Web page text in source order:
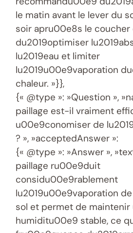
le matin avant le lever du
soir apru00e8s le coucher
du2019optimiser
lu2019eau et limiter
lu2019u00e9vaporation
chaleur. »}},
{« @type »: »Question »,
paillage est-il vraiment
u00e9conomiser de
? », »acceptedAnswer »:
{« @type »: »Answer »,
paillage ru00e9duit
considu00e9rablement
lu2019u00e9vaporation
sol et permet de maintenir
humiditu00e9 stable, ce